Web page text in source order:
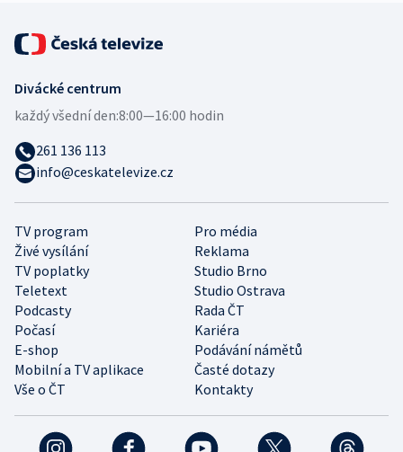
TV program
Pro média
Živé vysílání
Reklama
TV poplatky
Studio Brno
Teletext
Studio Ostrava
Podcasty
Rada ČT
Počasí
Kariéra
E-shop
Podávání námětů
Mobilní a TV aplikace
Časté dotazy
Vše o ČT
Kontakty
Divácké centrum
každý všední den:8:00—16:00 hodin
261 136 113
info@ceskatelevize.cz